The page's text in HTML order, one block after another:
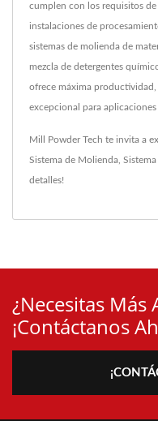
cumplen con los requisitos
instalaciones de
sistemas de molienda de
mezcla de detergentes
ofrece máxima
excepcional para
Mill Powder Tech te invita a
Sistema de Molienda
detalles!
¿Necesitas
¡Contáctanos